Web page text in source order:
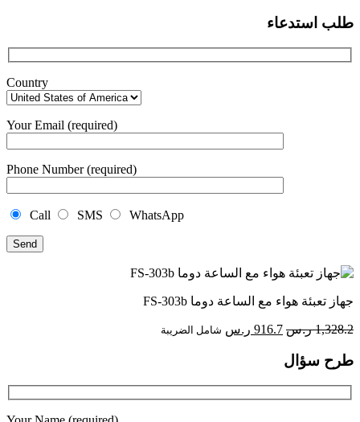
هو:
طلب استدعاء
Country
Your Email (required)
Phone Number (required)
Call SMS WhatsApp
جهاز تعبئة هواء مع الساعة دوما FS-303b
1,328.2 ر.س السعر
916.7 ر.س السعر
شامل الضريبة
طرح سؤال